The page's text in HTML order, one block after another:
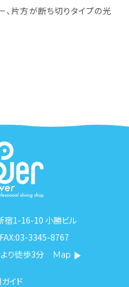
、片方が断ち切りタイプの光
宿1-16-10 小勝ビル
3345-8767
り徒歩3分
Map
イド